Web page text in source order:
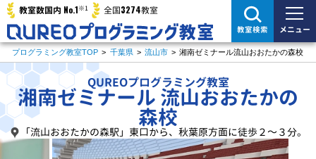
教室数国内 No.1※1 全国3274教室
教室検索 メニュー
プログラミング教室TOP > 千葉県 > 流山市 > 湘南ゼミナール流山おおたかの森校
QUREOプログラミング教室
湘南ゼミナール 流山おおたかの
森校
「流山おおたかの森駅」東口から、秋葉原方面に徒歩２～３分。